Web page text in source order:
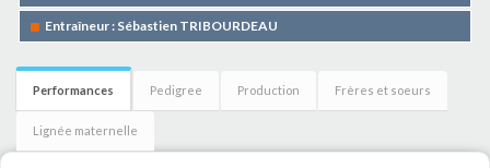
Entraîneur : Sébastien TRIBOURDEAU
Performances Pedigree Production Frères et soeurs
Lignée maternelle